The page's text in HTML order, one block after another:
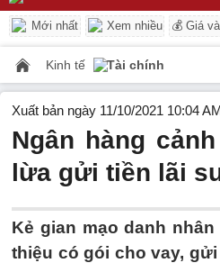
Mới nhất Xem nhiều 💰 Giá
Kinh tế Tài chính
Xuất bản ngày 11/10/2021 10:04
Ngân hàng
lừa gửi tiền lãi
Kẻ gian mạo danh
thiệu có gói cho vay,